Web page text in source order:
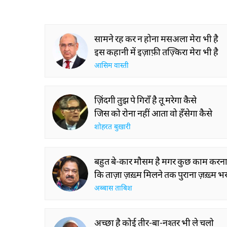
The Urdu Game That
Gave Us Antakshari |
Bait Bazi Explained
The Secret History
Thumri: From
सामने रह कर न होना मसअला मेरा भी है